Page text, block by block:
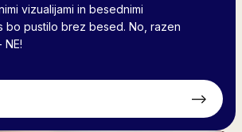
-->
vizualijami in besednimi
bo pustilo brez besed. No, razen